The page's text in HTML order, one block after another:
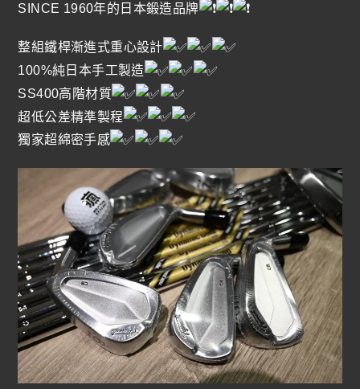
SINCE 1960年的日本鍛造品牌
整組鐵桿漸進式重心設計
100%純日本手工製造
SS400高階材質
超低公差精準製程
獨家超綿密手感